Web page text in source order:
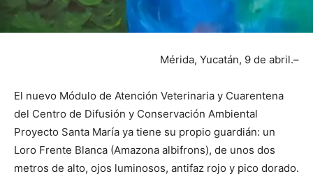
Mérida, Yucatán, 9 de abril.–
El nuevo Módulo de Atención Veterinaria y Cuarentena
del Centro de Difusión y Conservación Ambiental
Proyecto Santa María ya tiene su propio guardián: un
Loro Frente Blanca (Amazona albifrons), de unos dos
metros de alto, ojos luminosos, antifaz rojo y pico dorado.